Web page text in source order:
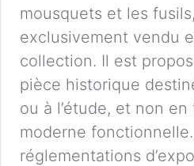
mousquets et les
exclusivement vendu
collection. Il est
pièce historique
ou à l’étude, et non en
moderne
réglementations